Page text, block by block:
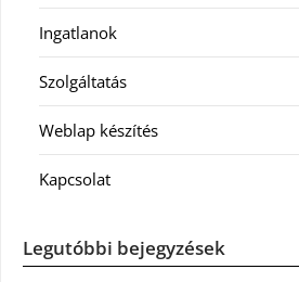
Ingatlanok
Szolgáltatás
Weblap készítés
Kapcsolat
Legutóbbi bejegyzések